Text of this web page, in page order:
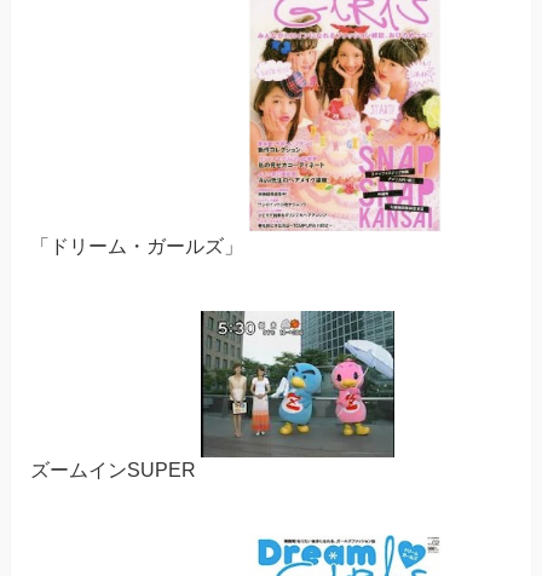
「ドリーム・ガールズ」
ズームインSUPER